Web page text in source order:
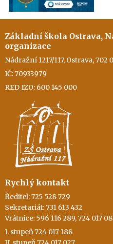
Základní škola Ostrava,
organizace
Nádražní 1217/117, Ostrava, 702
IČ: 70933979
RED_IZO: 600 145 000
Rychlý kontakt
Ředitel: 725 528 729
Sekretariát: 731 613 432
Vrátnice: 596 116 289, 724 017
I. stupeň 724 017 188